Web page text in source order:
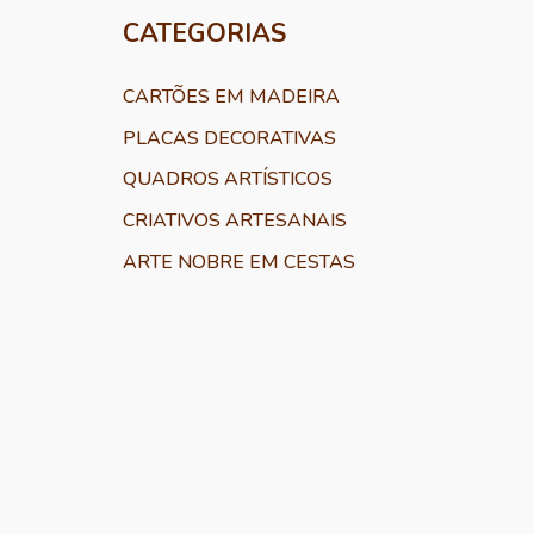
CATEGORIAS
CARTÕES EM MADEIRA
PLACAS DECORATIVAS
QUADROS ARTÍSTICOS
CRIATIVOS ARTESANAIS
ARTE NOBRE EM CESTAS